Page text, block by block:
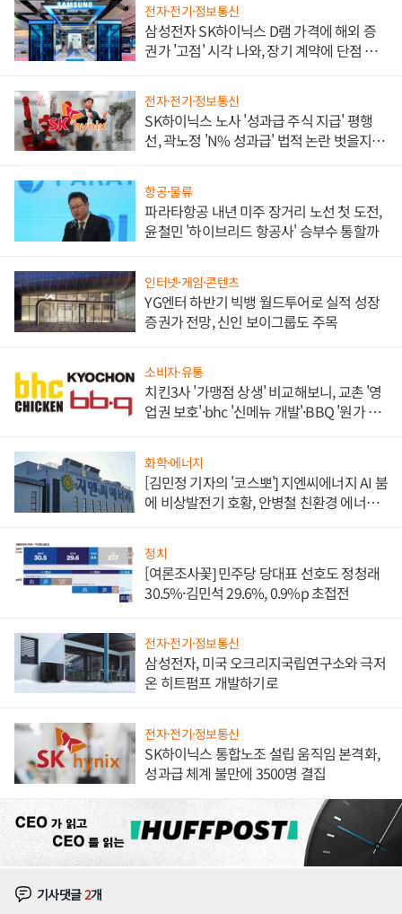
전자·전기·정보통신
삼성전자 SK하이닉스 D램 가격에 해외 증
권가 '고점' 시각 나와, 장기 계약에 단점 부
전자·전기·정보통신
SK하이닉스 노사 '성과급 주식 지급' 평행
선, 곽노정 'N% 성과급' 법적 논란 벗을지 주
항공·물류
파라타항공 내년 미주 장거리 노선 첫 도전,
윤철민 '하이브리드 항공사' 승부수 통할까
인터넷·게임·콘텐츠
YG엔터 하반기 빅뱅 월드투어로 실적 성장
증권가 전망, 신인 보이그룹도 주목
소비자·유통
치킨3사 '가맹점 상생' 비교해보니, 교촌 '영
업권 보호'·bhc '신메뉴 개발'·BBQ '원가 부
화학·에너지
[김민정 기자의 '코스뽀'] 지엔씨에너지 AI 붐
에 비상발전기 호황, 안병철 친환경 에너지
정치
[여론조사꽃] 민주당 당대표 선호도 정청래
30.5%·김민석 29.6%, 0.9%p 초접전
전자·전기·정보통신
삼성전자, 미국 오크리지국립연구소와 극저
온 히트펌프 개발하기로
전자·전기·정보통신
SK하이닉스 통합노조 설립 움직임 본격화,
성과급 체계 불만에 3500명 결집
기사댓글2개